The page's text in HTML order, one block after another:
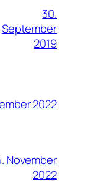
30.
September
2019
2022
November
2022